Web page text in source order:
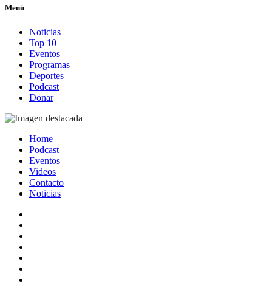
Menú
Noticias
Top 10
Eventos
Programas
Deportes
Podcast
Donar
Home
Podcast
Eventos
Videos
Contacto
Noticias